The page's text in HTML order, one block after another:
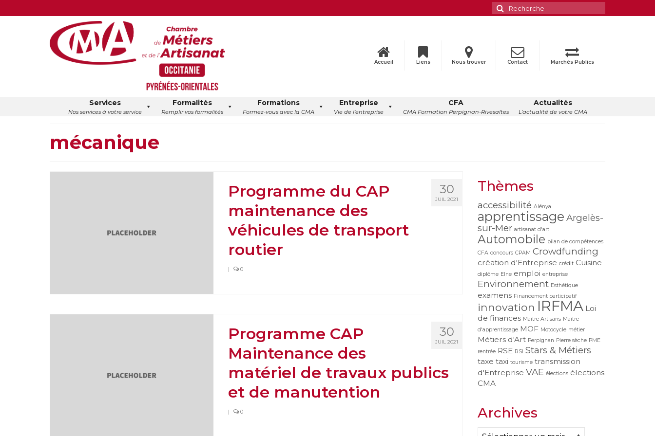
Rechercher
:
Accueil Liens Nous trouver Contact Marchés Publics
Services
Nos services à votre service
Formalités
Remplir vos formalités
Formations
Formez-vous avec la CMA
Entreprise
Vie de l’entreprise
CFA
CMA Formation Perpignan-Rivesaltes
Actualités
L’actualité de votre CMA
mécanique
30
JUIL 2021
Programme du CAP
maintenance des
véhicules de transport
routier
| 0
30
JUIL 2021
Programme CAP
Maintenance des
matériel de travaux publics
et de manutention
| 0
Thèmes
accessibilité Alénya
apprentissage Argelès-
sur-Mer artisanat d'art
Automobile bilan de compétences
CFA concours CPAM Crowdfunding
création d'Entreprise crédit Cuisine
diplôme Elne emploi entreprise
Environnement Esthétique
examens Financement participatif
innovation IRFMA Loi
de finances Maître Artisans Maître
d'apprentissage MOF Motocycle métier
Métiers d'Art Perpignan Pierre sèche PME
rentrée RSE RSI Stars & Métiers
taxe taxi tourisme transmission
d'Entreprise VAE élections élections
CMA
Archives
Archives